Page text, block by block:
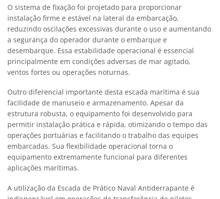
O sistema de fixação foi projetado para proporcionar
instalação firme e estável na lateral da embarcação,
reduzindo oscilações excessivas durante o uso e aumentando
a segurança do operador durante o embarque e
desembarque. Essa estabilidade operacional é essencial
principalmente em condições adversas de mar agitado,
ventos fortes ou operações noturnas.
Outro diferencial importante desta escada marítima é sua
facilidade de manuseio e armazenamento. Apesar da
estrutura robusta, o equipamento foi desenvolvido para
permitir instalação prática e rápida, otimizando o tempo das
operações portuárias e facilitando o trabalho das equipes
embarcadas. Sua flexibilidade operacional torna o
equipamento extremamente funcional para diferentes
aplicações marítimas.
A utilização da Escada de Prático Naval Antiderrapante é